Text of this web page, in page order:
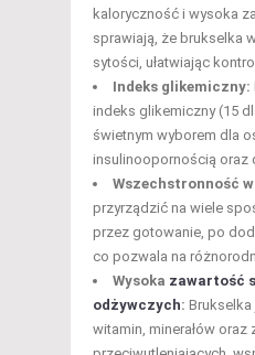
kaloryczność i wysoka
sprawiają, że brukselka
sytości, ułatwiając
Indeks glikemiczny:
indeks glikemiczny (15
świetnym wyborem dla
insulinoopornością oraz
Wszechstronność
przyrządzić na wiele
przez gotowanie, po
co pozwala na
Wysoka zawartość
odżywczych: Brukselka
witamin, minerałów oraz